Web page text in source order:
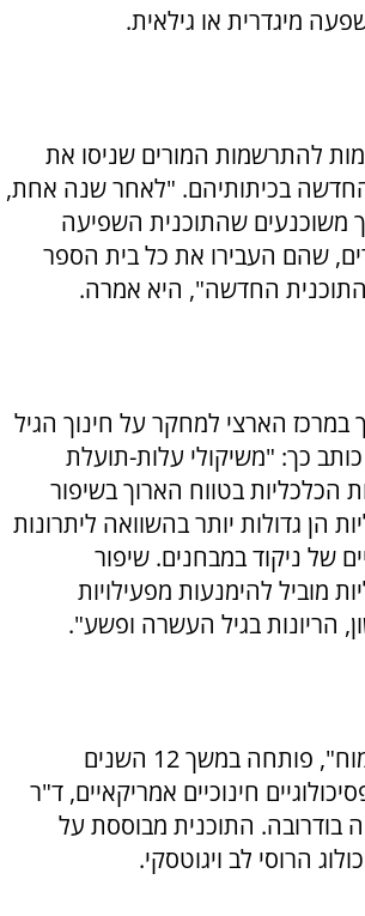
מיגדרית או גילאית.
להתרשמות המורים שניסו את
החדשה בכיתותיהם. "לאחר שנה אחת,
משוכנעים שהתוכנית השפיעה
שהם העבירו את כל בית הספר
התוכנית החדשה", היא אמרה.
במרכז הארצי למחקר על חינוך הגיל
כך: "משיקולי עלות-תועלת
הכלכליות בטווח הארוך בשיפור
הן גדולות יותר בהשוואה ליתרונות
של ניקוד במבחנים. שיפור
מוביל להימנעות מפעילויות
הריונות בגיל העשרה ופשע".
התוכנית, "כלים למוח", פותחה במשך 12 השנים
חינוכיים אמריקאיים, ד"ר
בודרובה. התוכנית מבוססת על
הרוסי לב ויגוטסקי.